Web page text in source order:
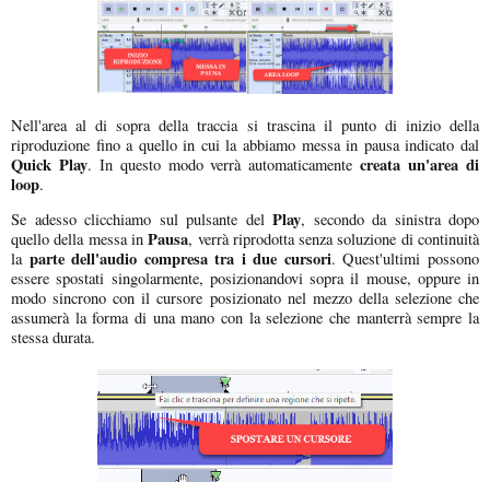
Nell'area al di sopra della traccia si trascina il punto di inizio della
riproduzione fino a quello in cui la abbiamo messa in pausa indicato dal
Quick Play. In questo modo verrà automaticamentecreata un'area di
loop.
Se adesso clicchiamo sul pulsante del Play, secondo da sinistra dopo
quello della messa inPausa, verrà riprodotta senza soluzione di continuità
la parte dell'audio compresa tra i due cursori. Quest'ultimi possono
essere spostati singolarmente, posizionandovi sopra il mouse, oppure in
modo sincrono con il cursore posizionato nel mezzo della selezione che
assumerà la forma di una mano con la selezione che manterrà sempre la
stessa durata.